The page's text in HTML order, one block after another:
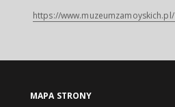
https://www.muzeumzamoyskich.pl/
MAPA STRONY